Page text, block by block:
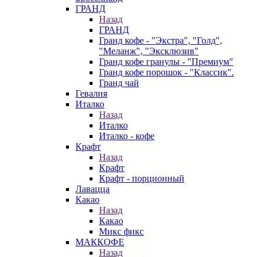
ГРАНД
Назад
ГРАНД
Гранд кофе - "Экстра", "Голд",
"Меланж", "Эксклюзив"
Гранд кофе гранулы - "Премиум"
Гранд кофе порошок - "Классик".
Гранд чай
Гевалия
Италко
Назад
Италко
Италко - кофе
Крафт
Назад
Крафт
Крафт - порционный
Лавацца
Какао
Назад
Какао
Микс фикс
МАККОФЕ
Назад